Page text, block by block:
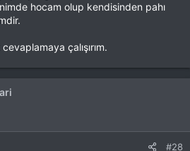
hocam olup kendisinden pahı
çalışırım.
#28